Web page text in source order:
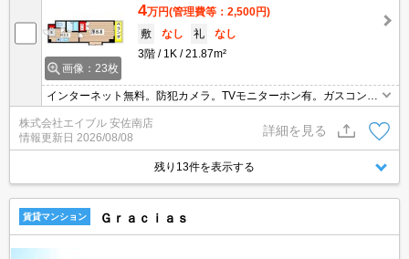
画像：23枚
4万円(管理費等：2,500円)
敷
なし 礼
なし
3階
1K 21.87m²
インターネット無料。防犯カメラ。TVモニターホン有。ガスコンロ
m。ウォンツまで600m。自社管理物件。引越指定業者あり。
株式会社エイブル 安佐南店
情報更新日 2026/08/08
詳細を見る
残り13件を表示する
賃貸マンション Ｇｒａｃｉａｓ